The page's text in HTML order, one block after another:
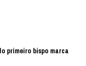
primeiro bispo marca